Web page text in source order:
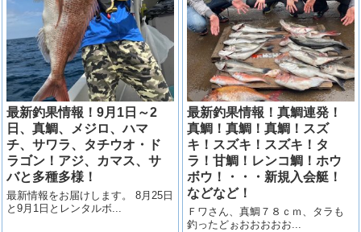
最新釣果情報！9月1日～2
日、真鯛、メジロ、ハマ
チ、サワラ、タチウオ・ド
ラゴン！アジ、カマス、サ
バと多種多様！
最新情報をお届けします。 8月25日
と9月1日とレンタルボ...
最新釣果情報！真鯛連発！
真鯛！真鯛！真鯛！スズ
キ！スズキ！スズキ！タ
ラ！甘鯛！レンコ鯛！ホウ
ボウ！・・・新規入会艇！
などなど！
Ｆワさん、真鯛７８ｃｍ、タラも
釣ったどぉおおおおお...